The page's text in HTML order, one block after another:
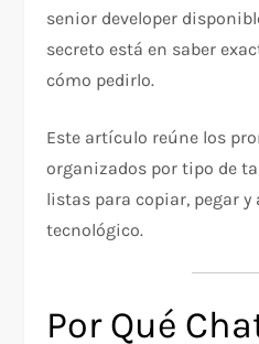
senior developer
secreto está en saber
cómo pedirlo.
Este artículo reúne los
organizados por tipo de
listas para copiar, pegar
tecnológico.
Por Qué